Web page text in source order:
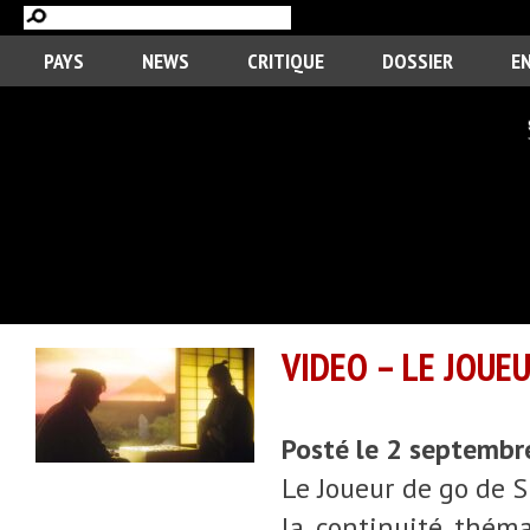
PAYS NEWS CRITIQUE DOSSIER
VIDEO – LE
Posté le 2
Le Joueur de go de